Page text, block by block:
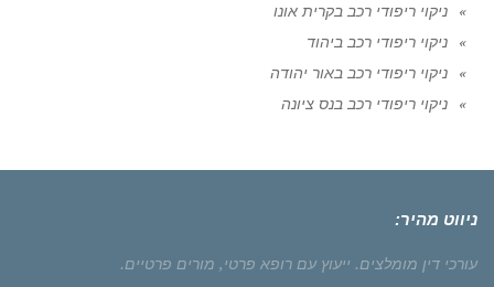
ניקוי ריפודי רכב בקרית אונו
ניקוי ריפודי רכב ביהוד
ניקוי ריפודי רכב באור יהודה
ניקוי ריפודי רכב בנס ציונה
ניווט מהיר:
עורכי דין מומלצים. ייעוץ עם רופא פרטי, מורים פרטיים.